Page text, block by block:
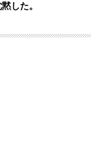
した。